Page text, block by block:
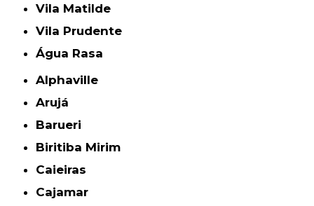
Vila Matilde
Vila Prudente
Água Rasa
Alphaville
Arujá
Barueri
Biritiba Mirim
Caieiras
Cajamar